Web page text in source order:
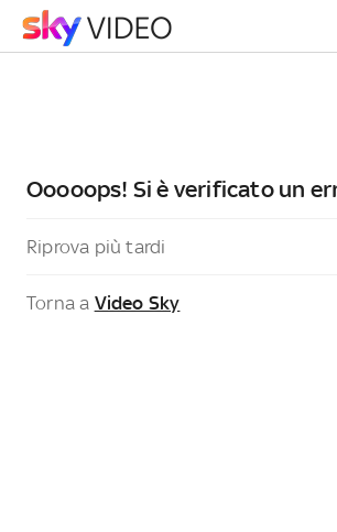
Ooooops! Si è verificato un
Riprova più tardi
Torna a Video Sky